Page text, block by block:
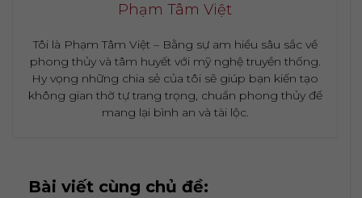
Phạm Tâm Việt
Tôi là Phạm Tâm Việt – Bằng sự am hiểu sâu sắc về
phong thủy và tâm huyết với mỹ nghệ truyền thống.
Hy vọng những chia sẻ của tôi sẽ giúp bạn kiến tạo
không gian thờ tự trang trọng, chuẩn phong thủy để
mang lại bình an và tài lộc.
Bài viết cùng chủ đề: